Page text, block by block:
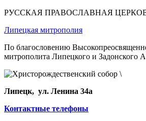
РУССКАЯ ПРАВОСЛАВНАЯ
Липецкая митрополия
По благословению
митрополита Липецкого и Задонского
Липецк, ул. Ленина 34а
Контактные телефоны